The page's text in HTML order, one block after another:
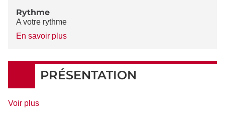
Rythme
A votre rythme
En savoir plusà
Rythme
PRÉSENTATION
Voir plusde